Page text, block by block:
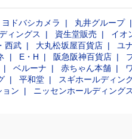
ヨドバシカメラ 丸井グループ
ィングス 資生堂販売 イオ
西武 大丸松坂屋百貨店 ユ
E・H 阪急阪神百貨店
ベルーナ 赤ちゃん本舗
平和堂 スギホールディン
ョン ニッセンホールディングス